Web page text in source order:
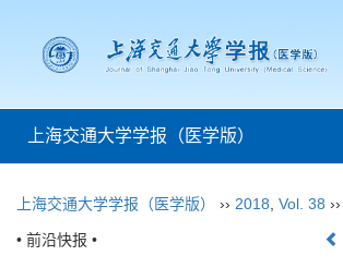
上海交通大学学报（医学版）
上海交通大学学报（医学版） ›› 2018 Vol. 38 ››
• 前沿快报 •